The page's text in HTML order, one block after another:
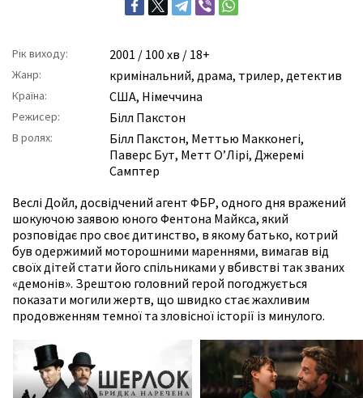
Рік виходу: 2001 / 100 хв / 18+
Жанр: кримінальний, драма, трилер, детектив
Країна: США, Німеччина
Режисер: Білл Пакстон
В ролях: Білл Пакстон, Меттью Макконегі,
Паверс Бут, Метт О’Лірі, Джеремі
Самптер
Веслі Дойл, досвідчений агент ФБР, одного дня вражений
шокуючою заявою юного Фентона Майкса, який
розповідає про своє дитинство, в якому батько, котрий
був одержимий моторошними мареннями, вимагав від
своїх дітей стати його спільниками у вбивстві так званих
«демонів». Зрештою головний герой погоджується
показати могили жертв, що швидко стає жахливим
продовженням темної та зловісної історії із минулого.